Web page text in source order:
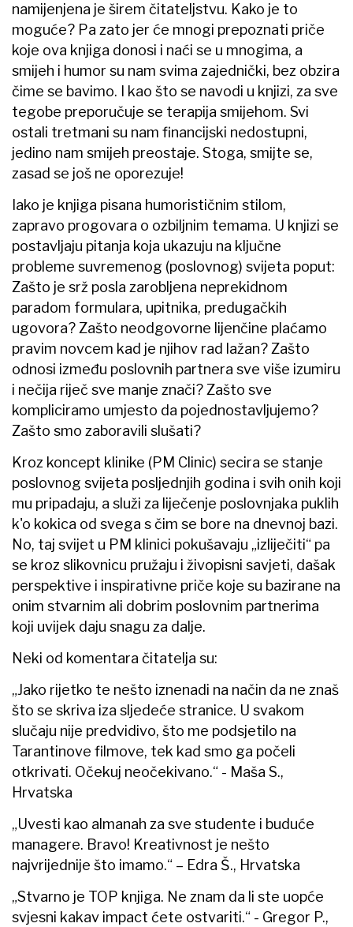
namijenjena je širem čitateljstvu. Kako je to
moguće? Pa zato jer će mnogi prepoznati priče
koje ova knjiga donosi i naći se u mnogima, a
smijeh i humor su nam svima zajednički, bez obzira
čime se bavimo. I kao što se navodi u knjizi, za sve
tegobe preporučuje se terapija smijehom. Svi
ostali tretmani su nam financijski nedostupni,
jedino nam smijeh preostaje. Stoga, smijte se,
zasad se još ne oporezuje!
Iako je knjiga pisana humorističnim stilom,
zapravo progovara o ozbiljnim temama. U knjizi se
postavljaju pitanja koja ukazuju na ključne
probleme suvremenog (poslovnog) svijeta poput:
Zašto je srž posla zarobljena neprekidnom
paradom formulara, upitnika, predugačkih
ugovora? Zašto neodgovorne lijenčine plaćamo
pravim novcem kad je njihov rad lažan? Zašto
odnosi između poslovnih partnera sve više izumiru
i nečija riječ sve manje znači? Zašto sve
kompliciramo umjesto da pojednostavljujemo?
Zašto smo zaboravili slušati?
Kroz koncept klinike (PM Clinic) secira se stanje
poslovnog svijeta posljednjih godina i svih onih koji
mu pripadaju, a služi za liječenje poslovnjaka puklih
k'o kokica od svega s čim se bore na dnevnoj bazi.
No, taj svijet u PM klinici pokušavaju „izliječiti“ pa
se kroz slikovnicu pružaju i živopisni savjeti, dašak
perspektive i inspirativne priče koje su bazirane na
onim stvarnim ali dobrim poslovnim partnerima
koji uvijek daju snagu za dalje.
Neki od komentara čitatelja su:
„Jako rijetko te nešto iznenadi na način da ne znaš
što se skriva iza sljedeće stranice. U svakom
slučaju nije predvidivo, što me podsjetilo na
Tarantinove filmove, tek kad smo ga počeli
otkrivati. Očekuj neočekivano.“ - Maša S.,
Hrvatska
„Uvesti kao almanah za sve studente i buduće
managere. Bravo! Kreativnost je nešto
najvrijednije što imamo.“ – Edra Š., Hrvatska
„Stvarno je TOP knjiga. Ne znam da li ste uopće
svjesni kakav impact ćete ostvariti.“ - Gregor P.,